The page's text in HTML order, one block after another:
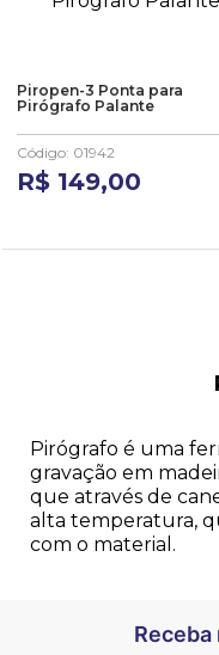
Piropen-3 Ponta para
Pirógrafo Palante
Código: 01942
R$ 149,00
Pirógrafo é uma
gravação em
que através de
alta temperatura,
com o material.